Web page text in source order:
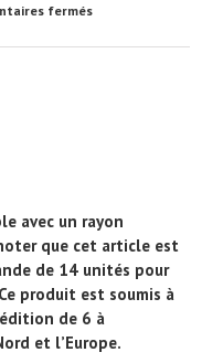
ferméssur
Vasque
avec un rayon
que cet article est
de 14 unités pour
produit est soumis à
de 6 à
et l’Europe.